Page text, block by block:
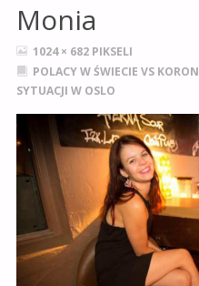
Monia
PEŁNY
ROZMIAR
1024 × 682 PIKSELI
POLACY W ŚWIECIE VS
SYTUACJI W OSLO